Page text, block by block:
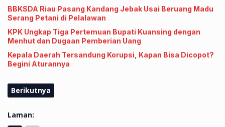
BBKSDA Riau Pasang Kandang Jebak Usai Beruang Madu
Serang Petani di Pelalawan
KPK Ungkap Tiga Pertemuan Bupati Kuansing dengan
Menhut dan Dugaan Pemberian Uang
Kepala Daerah Tersandung Korupsi, Kapan Bisa Dicopot?
Begini Aturannya
Berikutnya
Laman: